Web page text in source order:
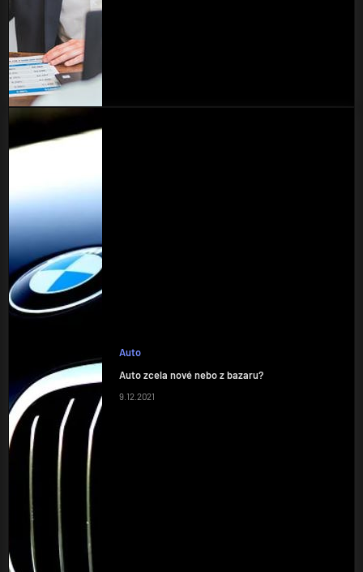
Auto
Auto zcela nové nebo z bazaru?
9.12.2021